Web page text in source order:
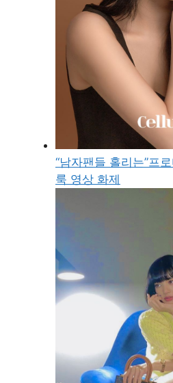
“남자팬들 홀리는”프
룩 영상 화제